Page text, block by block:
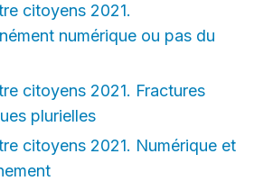
citoyens 2021.
numérique ou pas du
citoyens 2021. Fractures
plurielles
citoyens 2021. Numérique et